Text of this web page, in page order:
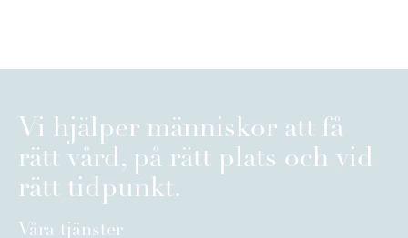
Vi hjälper människor att få
rätt vård, på rätt plats och vid
rätt tidpunkt.
Våra tjänster